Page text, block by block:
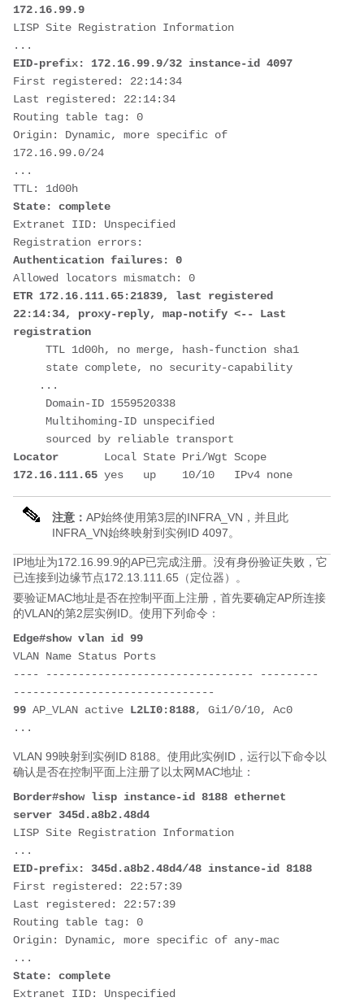
172.16.99.9
LISP Site Registration Information
...
EID-prefix: 172.16.99.9/32 instance-id 4097
First registered: 22:14:34
Last registered: 22:14:34
Routing table tag: 0
Origin: Dynamic, more specific of
172.16.99.0/24
...
TTL: 1d00h
State: complete
Extranet IID: Unspecified
Registration errors:
Authentication failures: 0
Allowed locators mismatch: 0
ETR 172.16.111.65:21839, last registered
22:14:34, proxy-reply, map-notify <-- Last
registration
     TTL 1d00h, no merge, hash-function sha1
     state complete, no security-capability
    ...
     Domain-ID 1559520338
     Multihoming-ID unspecified
     sourced by reliable transport
Locator
       Local State Pri/Wgt Scope
172.16.111.65 yes   up    10/10   IPv4 none
注意： AP始终使用第3层的INFRA_VN，并且此
INFRA_VN始终映射到实例ID 4097。
IP地址为172.16.99.9的AP已完成注册。没有身份验证失败，它
已连接到边缘节点172.13.111.65（定位器）。
要验证MAC地址是否在控制平面上注册，首先要确定AP所连接
的VLAN的第2层实例ID。使用下列命令：
Edge#show vlan id 99
VLAN Name Status Ports
---- -------------------------------- ---------
-------------------------------
99 AP_VLAN active L2LI0:8188, Gi1/0/10, Ac0
...
VLAN 99映射到实例ID 8188。使用此实例ID，运行以下命令以
确认是否在控制平面上注册了以太网MAC地址：
Border#show lisp instance-id 8188 ethernet
server 345d.a8b2.48d4
LISP Site Registration Information
...
EID-prefix: 345d.a8b2.48d4/48 instance-id 8188
First registered: 22:57:39
Last registered: 22:57:39
Routing table tag: 0
Origin: Dynamic, more specific of any-mac
...
State: complete
Extranet IID: Unspecified